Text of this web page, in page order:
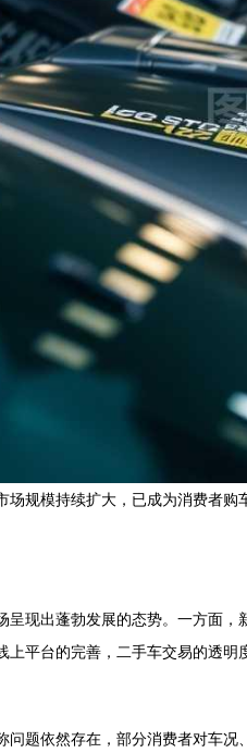
场规模持续扩大，已成为消费者
现出蓬勃发展的态势。一方面
平台的完善，二手车交易的透明
题依然存在，部分消费者对车